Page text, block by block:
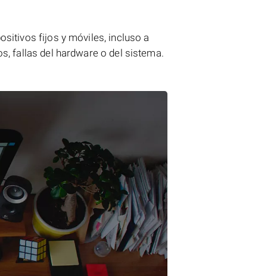
fijos y móviles, incluso a
fallas del hardware o del sistema.